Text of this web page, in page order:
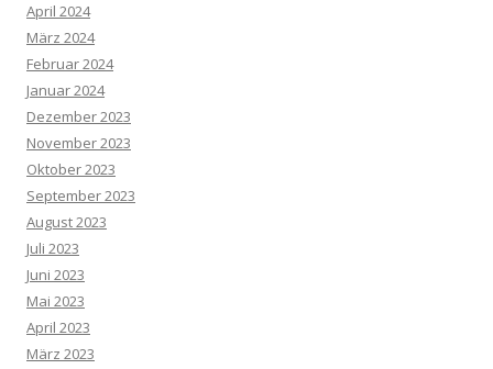
April 2024
März 2024
Februar 2024
Januar 2024
Dezember 2023
November 2023
Oktober 2023
September 2023
August 2023
Juli 2023
Juni 2023
Mai 2023
April 2023
März 2023